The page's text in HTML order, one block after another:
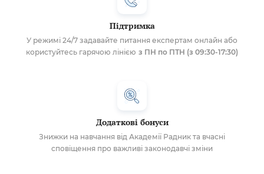
Підтримка
У режимі 24/7 задавайте питання експертам онлайн або
користуйтесь гарячою лінією з ПН по ПТН (з 09:30-17:30)
Додаткові бонуси
Знижки на навчання від Академії Радник та вчасні
сповіщення про важливі законодавчі зміни